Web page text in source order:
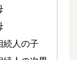
続人の子